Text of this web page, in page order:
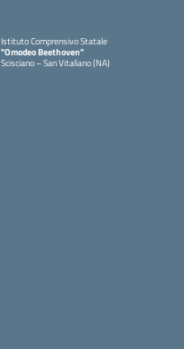
Istituto Comprensivo Statale
"Omodeo Beethoven"
Scisciano – San Vitaliano (NA)